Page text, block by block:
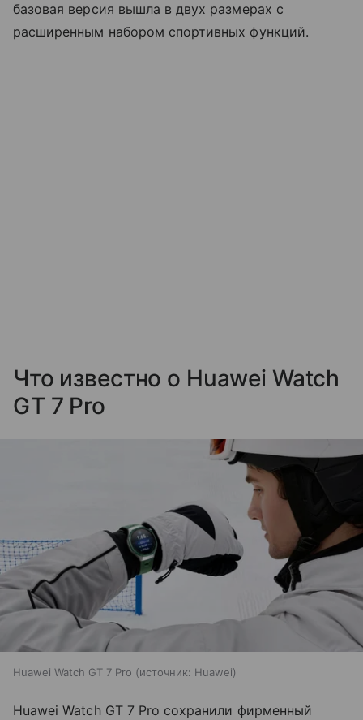
базовая версия вышла в двух размерах с
расширенным набором спортивных функций.
Что известно о Huawei Watch
GT 7 Pro
Huawei Watch GT 7 Pro источник: Huawei
Huawei Watch GT 7 Pro сохранили фирменный